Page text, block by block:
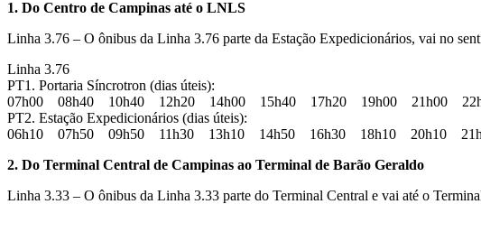
1. Do Centro de Campinas até o LNLS
Linha 3.76 – O ônibus da Linha 3.76 parte da Estação Expedicionários, vai no
Linha 3.76
PT1. Portaria Síncrotron (dias úteis):
07h00 08h40 10h40 12h20 14h00 15h40 17h20 19h00 21h00
PT2. Estação Expedicionários (dias úteis):
06h10 07h50 09h50 11h30 13h10 14h50 16h30 18h10 20h10
2. Do Terminal Central de Campinas ao Terminal de Barão Geraldo
Linha 3.33 – O ônibus da Linha 3.33 parte do Terminal Central e vai até o